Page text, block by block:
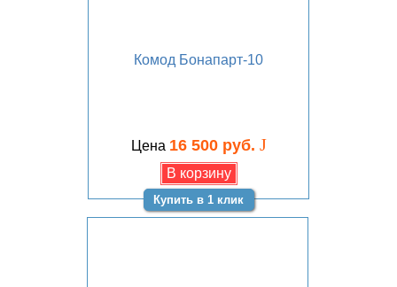
Комод Бонапарт-10
Цена 16 500 руб. J
Купить в 1 клик